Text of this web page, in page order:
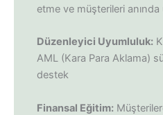
etme ve müşterileri anında
Düzenleyici Uyumluluk:
AML (Kara Para Aklama)
destek
Finansal Eğitim: